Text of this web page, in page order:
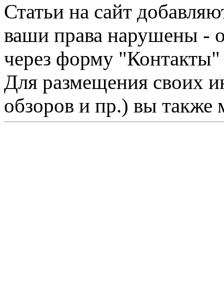
Статьи на сайт
ваши права нарушены -
через форму "Контакты"
Для размещения своих
обзоров и пр.) вы также